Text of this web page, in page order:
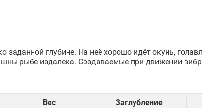
глубине. На неё хорошо идёт окунь,
рыбе издалека. Создаваемые при движении
Вес Заглубление